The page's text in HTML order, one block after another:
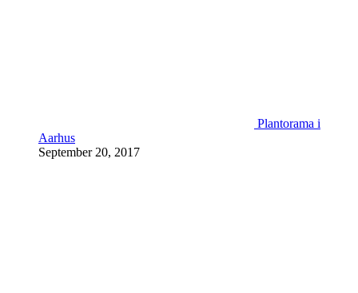
Plantorama i
Aarhus
September 20, 2017